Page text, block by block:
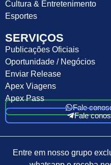
Cultura & Entretenimento
Esportes
SERVIÇOS
Publicações Oficiais
Oportunidade / Negócios
Enviar Release
Apex Viagens
Apex Pass
Fale
Fale
Entre em nosso grupo